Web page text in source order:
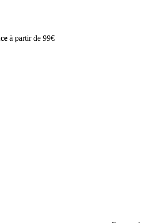
à partir de 99€